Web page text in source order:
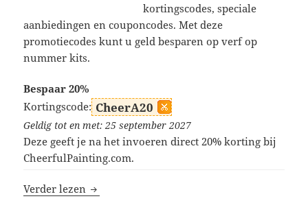
kortingscodes, speciale
aanbiedingen en couponcodes. Met deze
promotiecodes kunt u geld besparen op verf op
nummer kits.
Bespaar 20%
Kortingscode: CheerA20
Geldig tot en met: 25 september 2027
Deze geeft je na het invoeren direct 20% korting bij
CheerfulPainting.com.
Verder lezen Cheerful Painting kortingscodes